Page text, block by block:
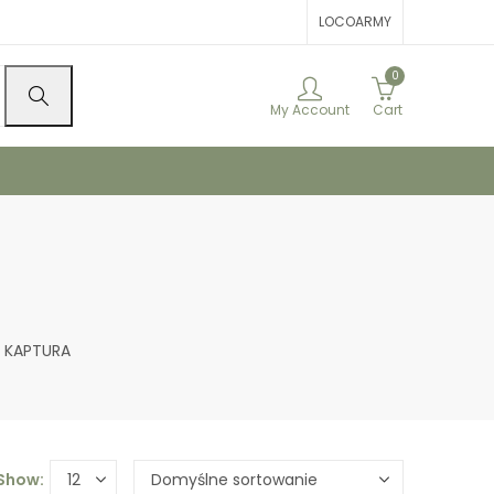
LOCOARMY
My Account
0
Cart
KAPTURA